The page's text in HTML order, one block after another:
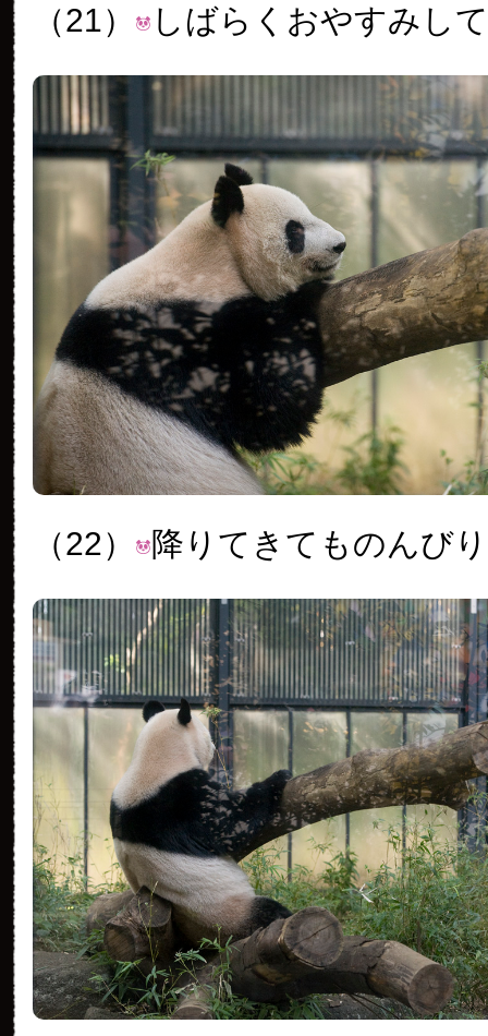
（21） しばらくおやすみし
（22） 降りてきてものんび